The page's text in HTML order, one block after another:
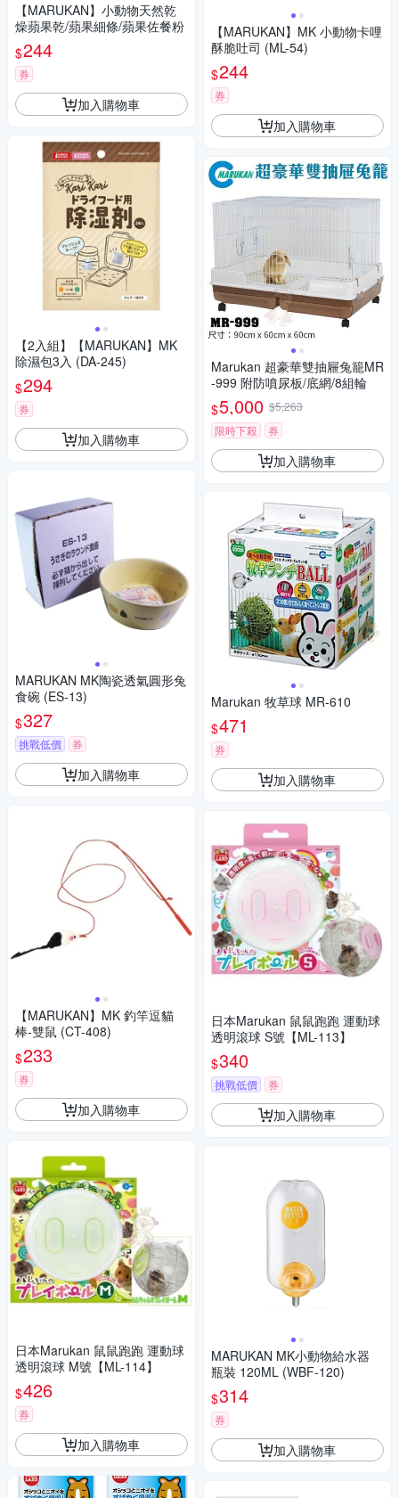
【MARUKAN】小動物天然乾
燥蘋果乾/蘋果細條/蘋果佐餐粉
$244
券
加入購物車
【2入組】【MARUKAN】MK
除濕包3入 (DA-245)
$294
券
加入購物車
MARUKAN MK陶瓷透氣圓形兔
食碗 (ES-13)
$327
挑戰低價 券
加入購物車
【MARUKAN】MK 釣竿逗貓
棒-雙鼠 (CT-408)
$233
券
加入購物車
日本Marukan 鼠鼠跑跑 運動球
透明滾球 M號【ML-114】
$426
券
加入購物車
【MARUKAN】MK 小動物卡哩
酥脆吐司 (ML-54)
$244
券
加入購物車
Marukan 超豪華雙抽屜兔籠MR
-999 附防噴尿板/底網/8組輪
$5,000 $5,263
限時下殺
券
加入購物車
Marukan 牧草球 MR-610
$471
券
加入購物車
日本Marukan 鼠鼠跑跑 運動球
透明滾球 S號【ML-113】
$340
挑戰低價 券
加入購物車
MARUKAN MK小動物給水器
瓶裝 120ML (WBF-120)
$314
券
加入購物車